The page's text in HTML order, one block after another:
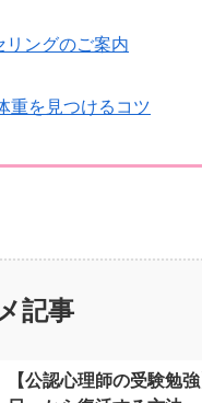
リングのご案内
重を見つけるコツ
記事
【公認心理師の受験勉